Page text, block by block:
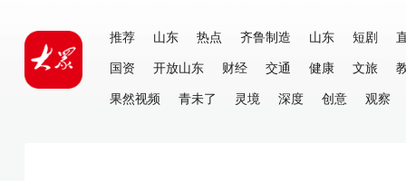
推荐 山东 热点 齐鲁制造 山东 短剧
国资
开放山东 财经 交通 健康 文旅
果然视频
青未了 灵境 深度 创意 观察